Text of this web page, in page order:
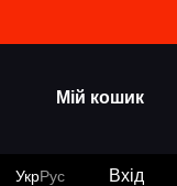
Мій кошик
УкрРус Вхід